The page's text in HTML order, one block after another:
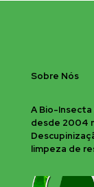
Sobre Nós
A Bio-
desde 2004
limpeza de